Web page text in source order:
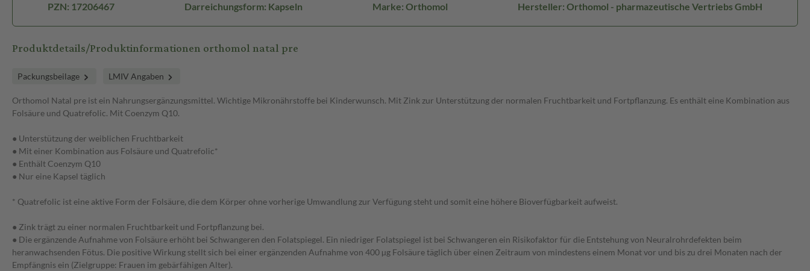
PZN: 17206467 Darreichungsform: Kapseln Marke: Orthomol Hersteller: Orthomol - pharmazeutische Vertriebs GmbH
Produktdetails/Produktinformationen orthomol natal pre
Packungsbeilage LMIV Angaben
Orthomol Natal pre ist ein Nahrungsergänzungsmittel. Wichtige Mikronährstoffe bei Kinderwunsch. Mit Zink zur Unterstützung der normalen Fruchtbarkeit und Fortpflanzung. Es enthält eine Kombination aus
Folsäure und Quatrefolic. Mit Coenzym Q10.
● Unterstützung der weiblichen Fruchtbarkeit
● Mit einer Kombination aus Folsäure und Quatrefolic*
● Enthält Coenzym Q10
● Nur eine Kapsel täglich
* Quatrefolic ist eine aktive Form der Folsäure, die dem Körper ohne vorherige Umwandlung zur Verfügung steht und somit eine höhere Bioverfügbarkeit aufweist.
● Zink trägt zu einer normalen Fruchtbarkeit und Fortpflanzung bei.
● Die ergänzende Aufnahme von Folsäure erhöht bei Schwangeren den Folatspiegel. Ein niedriger Folatspiegel ist bei Schwangeren ein Risikofaktor für die Entstehung von Neuralrohrdefekten beim
heranwachsenden Fötus. Die positive Wirkung stellt sich bei einer ergänzenden Aufnahme von 400 µg Folsäure täglich über einen Zeitraum von mindestens einem Monat vor und bis zu drei Monaten nach der
Empfängnis ein (Zielgruppe: Frauen im gebärfähigen Alter).